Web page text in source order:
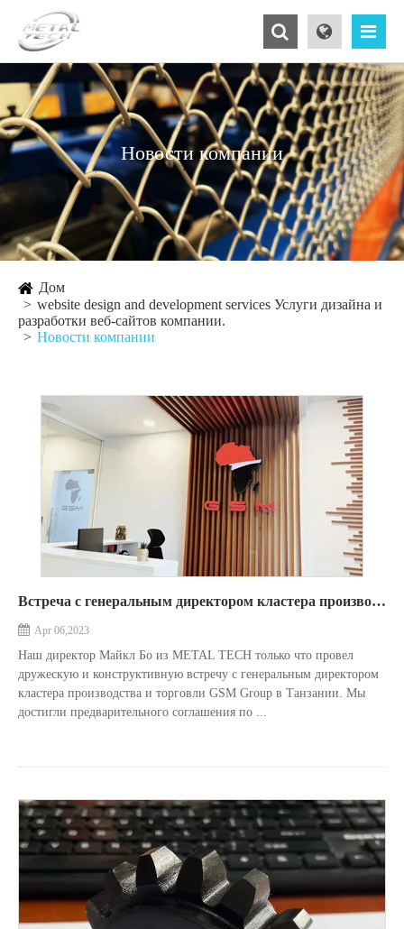
Новости компании
Дом
website design and development services Услуги дизайна и
разработки веб-сайтов компании.
Новости компании
Встреча с генеральным директором кластера производства и торговли, GSM Group, Танзания.
Apr 06,2023
Наш директор Майкл Бо из METAL TECH только что провел
дружескую и конструктивную встречу с генеральным директором
кластера производства и торговли GSM Group в Танзании. Мы
достигли предварительного соглашения по ...